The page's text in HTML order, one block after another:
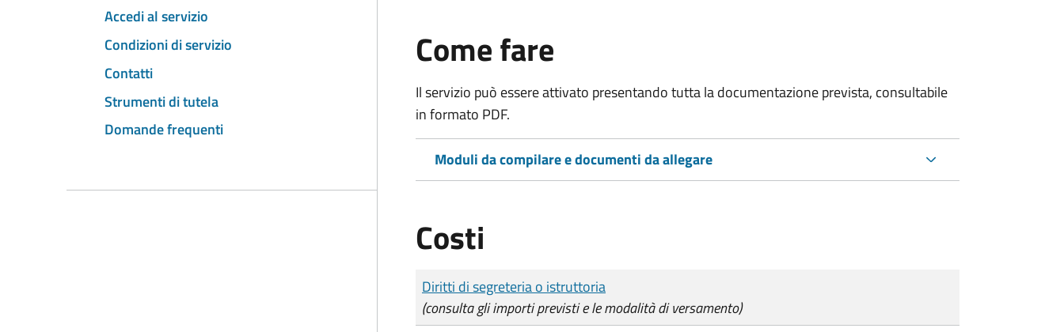
Accedi al servizio
Condizioni di servizio
Contatti
Strumenti di tutela
Domande frequenti
Come fare
Il servizio può essere attivato presentando tutta la documentazione prevista, consultabile
in formato PDF.
Moduli da compilare e documenti da allegare
Costi
Tipo di pagamento
Importo
Diritti di segreteria o istruttoria
(consulta gli importi previsti e le modalità di versamento)